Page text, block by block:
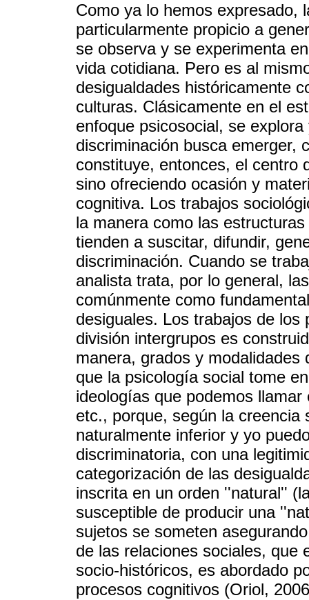
Como ya lo hemos expresado,
particularmente propicio a
se observa y se experimenta
vida cotidiana. Pero es al
desigualdades históricamente
culturas. Clásicamente en el
enfoque psicosocial, se
discriminación busca emerger,
constituye, entonces, el centro
sino ofreciendo ocasión y
cognitiva. Los trabajos
la manera como las
tienden a suscitar, difundir,
discriminación. Cuando se
analista trata, por lo general,
comúnmente como
desiguales. Los trabajos de
división intergrupos es
manera, grados y
que la psicología social tome
ideologías que podemos
etc., porque, según la
naturalmente inferior y yo
discriminatoria, con una
categorización de las
inscrita en un orden ''natural''
susceptible de producir una
sujetos se someten
de las relaciones sociales, que
socio-históricos, es abordado
procesos cognitivos (Oriol,